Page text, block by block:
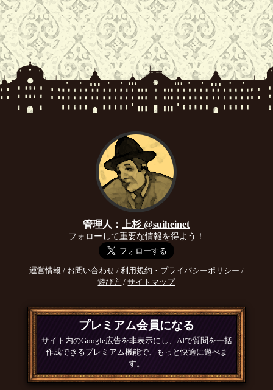
管理人：上杉 @suiheinet
フォローして重要な情報を得よう！
運営情報 / お問い合わせ/ 利用規約・プライバシーポリシー /
遊び方 /サイトマップ
プレミアム会員になる
サイト内のGoogle広告を非表示にし、AIで質問を一括
作成できるプレミアム機能で、もっと快適に遊べま
す。